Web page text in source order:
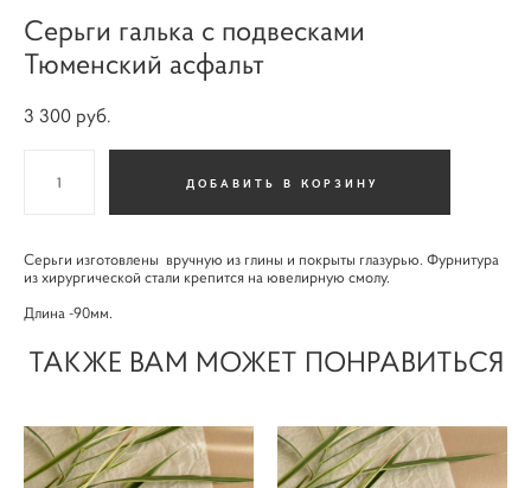
Серьги галька с подвесками
Тюменский асфальт
3 300 pуб.
ДОБАВИТЬ В КОРЗИНУ
Серьги изготовлены вручную из глины и покрыты глазурью. Фурнитура
из хирургической стали крепится на ювелирную смолу.
Длина -90мм.
ТАКЖЕ ВАМ МОЖЕТ ПОНРАВИТЬСЯ